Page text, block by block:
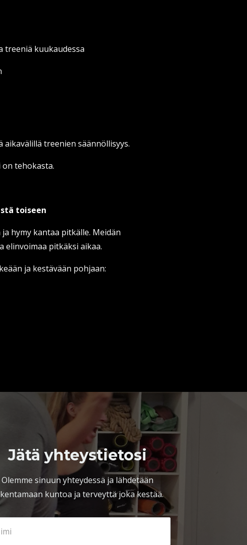
treeniä kuukaudessa
aikavälillä treenien säännöllisyys.
tehokasta.
toiseen
hymy kantaa pitkälle. Meidän
elinvoimaa pitkäksi aikaa.
ja kestävään pohjaan:
Jätä yhteystietosi
Olemme sinuun yhteydessä ja lähdetään
kuntoa ja terveyttä joka kestää.